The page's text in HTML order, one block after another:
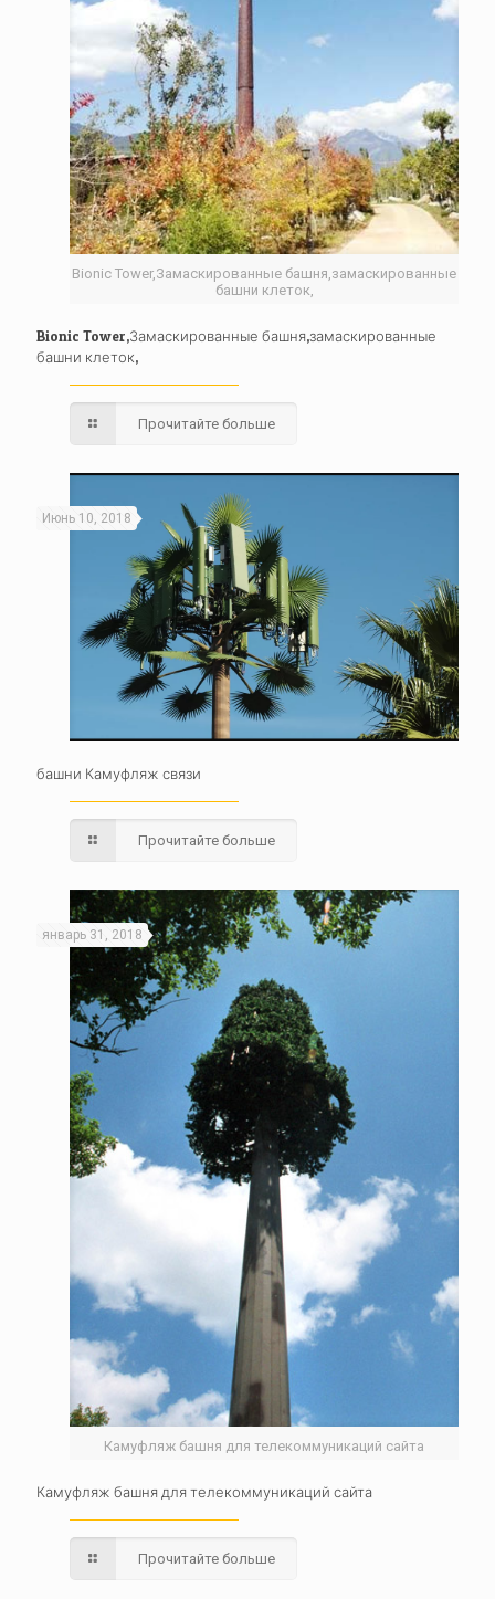
Bionic Tower,Замаскированные башня,замаскированные
башни клеток,
Bionic Tower,Замаскированные башня,замаскированные
башни клеток,
Прочитайте больше
Июнь 10, 2018
башни Камуфляж связи
Прочитайте больше
Камуфляж башня для телекоммуникаций сайта
январь 31, 2018
Камуфляж башня для телекоммуникаций сайта
Прочитайте больше